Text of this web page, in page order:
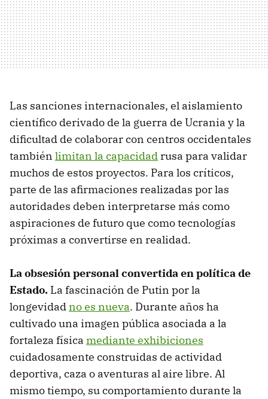
Las sanciones internacionales, el aislamiento
científico derivado de la guerra de Ucrania y la
dificultad de colaborar con centros occidentales
también limitan la capacidad rusa para validar
muchos de estos proyectos. Para los críticos,
parte de las afirmaciones realizadas por las
autoridades deben interpretarse más como
aspiraciones de futuro que como tecnologías
próximas a convertirse en realidad.
La obsesión personal convertida en política de
Estado. La fascinación de Putin por la
longevidadno es nueva. Durante años ha
cultivado una imagen pública asociada a la
fortaleza física mediante exhibiciones
cuidadosamente construidas de actividad
deportiva, caza o aventuras al aire libre. Al
mismo tiempo, su comportamiento durante la